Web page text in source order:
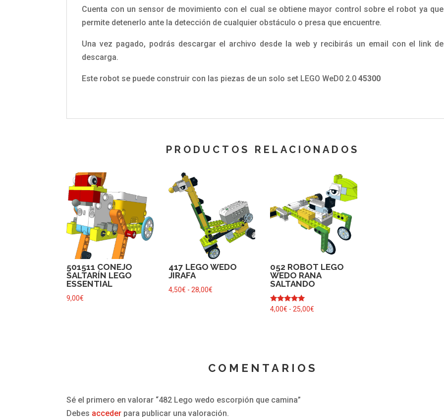
Cuenta con un sensor de movimiento con el cual se obtiene mayor control sobre el robot ya que
permite detenerlo ante la detección de cualquier obstáculo o presa que encuentre.
Una vez pagado, podrás descargar el archivo desde la web y recibirás un email con el link de
descarga.
Este robot se puede construir con las piezas de un solo set LEGO WeD0 2.045300
PRODUCTOS RELACIONADOS
501511 CONEJO
SALTARÍN LEGO
ESSENTIAL
9,00€
417 LEGO WEDO
JIRAFA
4,50€ - 28,00€Rango
052 ROBOT LEGO
WEDO RANA
SALTANDO
Valorado
con
4,00€ - 25,00€
hasta
COMENTARIOS
Sé el primero en valorar “482 Lego wedo escorpión que camina”
Debes acceder para publicar una valoración.